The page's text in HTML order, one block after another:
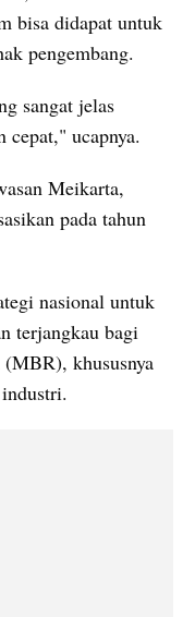
bisa didapat untuk
pengembang.
sangat jelas
cepat," ucapnya.
Meikarta,
pada tahun
nasional untuk
terjangkau bagi
(MBR), khususnya